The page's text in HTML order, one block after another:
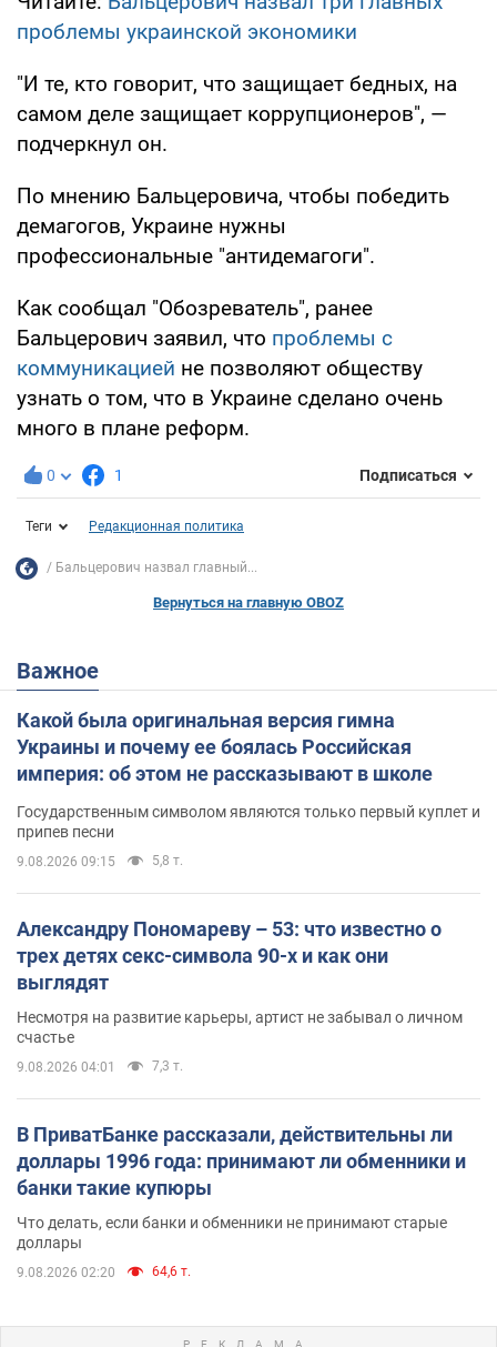
проблемы украинской экономики
"И те, кто говорит, что защищает бедных, на
самом деле защищает коррупционеров", —
подчеркнул он.
По мнению Бальцеровича, чтобы победить
демагогов, Украине нужны
профессиональные "антидемагоги".
Как сообщал "Обозреватель", ранее
Бальцерович заявил, что проблемы с
коммуникацией не позволяют обществу
узнать о том, что в Украине сделано очень
много в плане реформ.
0 1 Подписаться
Теги Редакционная политика
Бальцерович назвал главный...
Вернуться на главную OBOZ
Важное
Какой была оригинальная версия гимна
Украины и почему ее боялась Российская
империя: об этом не рассказывают в школе
Государственным символом являются только первый куплет и
припев песни
9.08.2026 09:15 5,8 т.
Александру Пономареву – 53: что известно о
трех детях секс-символа 90-х и как они
выглядят
Несмотря на развитие карьеры, артист не забывал о личном
счастье
9.08.2026 04:01 7,3 т.
В ПриватБанке рассказали, действительны ли
доллары 1996 года: принимают ли обменники и
банки такие купюры
Что делать, если банки и обменники не принимают старые
доллары
9.08.2026 02:20 64,6 т.